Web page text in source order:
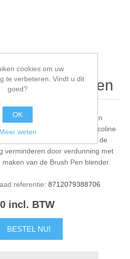
vermiljoen
pen is gemaakt op basis van
De kleuren van Talens Ecoline
en briljant. Als je wilt kun je de
verminderen door verdunning met
van de Brush Pen blender.
referentie: 8712079388706
incl. BTW
cookies om uw
te verbeteren. Vindt u dit
goed?
OK
Meer weten